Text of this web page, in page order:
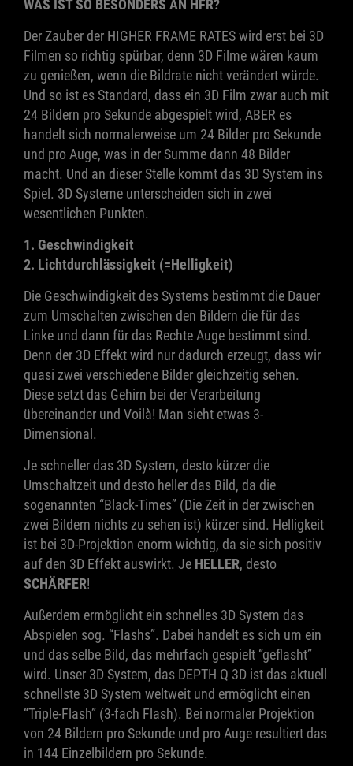
WAS IST SO BESONDERS AN HFR?
Der Zauber der HIGHER FRAME RATES wird erst bei 3D
Filmen so richtig spürbar, denn 3D Filme wären kaum
zu genießen, wenn die Bildrate nicht verändert würde.
Und so ist es Standard, dass ein 3D Film zwar auch mit
24 Bildern pro Sekunde abgespielt wird, ABER es
handelt sich normalerweise um 24 Bilder pro Sekunde
und pro Auge, was in der Summe dann 48 Bilder
macht. Und an dieser Stelle kommt das 3D System ins
Spiel. 3D Systeme unterscheiden sich in zwei
wesentlichen Punkten.
1. Geschwindigkeit
2. Lichtdurchlässigkeit (=Helligkeit)
Die Geschwindigkeit des Systems bestimmt die Dauer
zum Umschalten zwischen den Bildern die für das
Linke und dann für das Rechte Auge bestimmt sind.
Denn der 3D Effekt wird nur dadurch erzeugt, dass wir
quasi zwei verschiedene Bilder gleichzeitig sehen.
Diese setzt das Gehirn bei der Verarbeitung
übereinander und Voilà! Man sieht etwas 3-
Dimensional.
Je schneller das 3D System, desto kürzer die
Umschaltzeit und desto heller das Bild, da die
sogenannten “Black-Times” (Die Zeit in der zwischen
zwei Bildern nichts zu sehen ist) kürzer sind. Helligkeit
ist bei 3D-Projektion enorm wichtig, da sie sich positiv
auf den 3D Effekt auswirkt. Je HELLER, desto
SCHÄRFER!
Außerdem ermöglicht ein schnelles 3D System das
Abspielen sog. “Flashs”. Dabei handelt es sich um ein
und das selbe Bild, das mehrfach gespielt “geflasht”
wird. Unser 3D System, das DEPTH Q 3D ist das aktuell
schnellste 3D System weltweit und ermöglicht einen
“Triple-Flash” (3-fach Flash). Bei normaler Projektion
von 24 Bildern pro Sekunde und pro Auge resultiert das
in 144 Einzelbildern pro Sekunde.